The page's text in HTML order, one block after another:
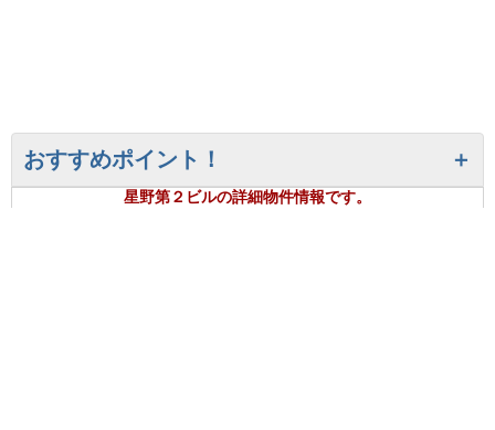
おすすめポイント！
星野第２ビルの詳細物件情報です。